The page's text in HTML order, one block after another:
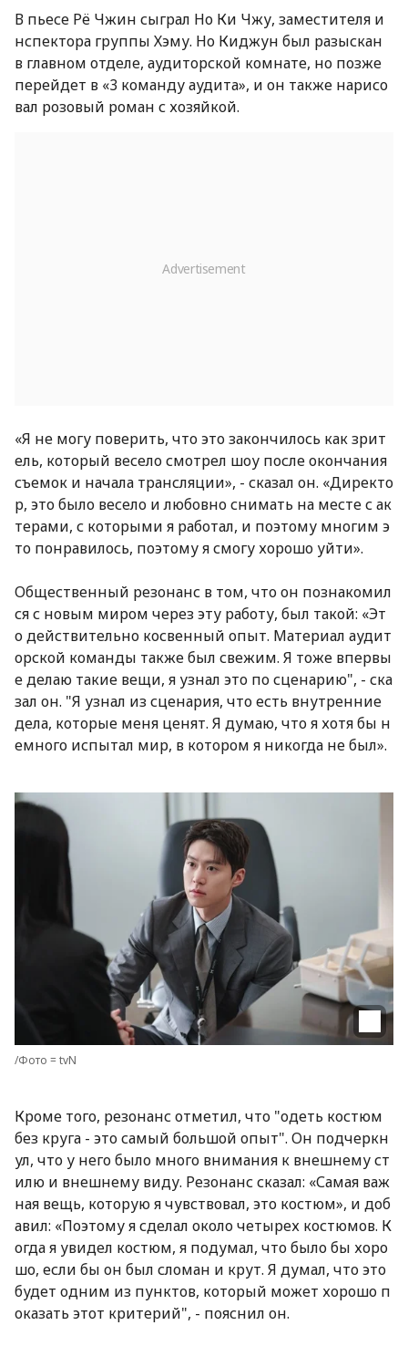
В пьесе Рё Чжин сыграл Но Ки Чжу, заместителя и
нспектора группы Хэму. Но Киджун был разыскан
в главном отделе, аудиторской комнате, но позже
перейдет в «3 команду аудита», и он также нарисо
вал розовый роман с хозяйкой.
«Я не могу поверить, что это закончилось как зрит
ель, который весело смотрел шоу после окончания
съемок и начала трансляции», - сказал он. «Директо
р, это было весело и любовно снимать на месте с ак
терами, с которыми я работал, и поэтому многим э
то понравилось, поэтому я смогу хорошо уйти».
Общественный резонанс в том, что он познакомил
ся с новым миром через эту работу, был такой: «Эт
о действительно косвенный опыт. Материал аудит
орской команды также был свежим. Я тоже впервы
е делаю такие вещи, я узнал это по сценарию", - ска
зал он. "Я узнал из сценария, что есть внутренние
дела, которые меня ценят. Я думаю, что я хотя бы н
емного испытал мир, в котором я никогда не был».
/Фото = tvN
Кроме того, резонанс отметил, что "одеть костюм
без круга - это самый большой опыт". Он подчеркн
ул, что у него было много внимания к внешнему ст
илю и внешнему виду. Резонанс сказал: «Самая важ
ная вещь, которую я чувствовал, это костюм», и доб
авил: «Поэтому я сделал около четырех костюмов. К
огда я увидел костюм, я подумал, что было бы хоро
шо, если бы он был сломан и крут. Я думал, что это
будет одним из пунктов, который может хорошо п
оказать этот критерий", - пояснил он.